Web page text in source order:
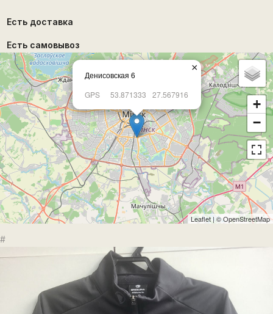
Есть доставка
Есть самовывоз
Денисовская 6
GPS
53.871333 27.567916
×
+
−
Leaflet | ©OpenStreetMap
#